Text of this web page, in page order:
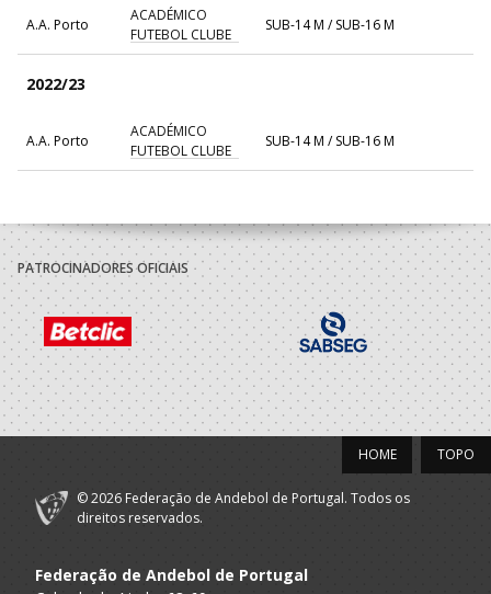
A.A. Porto
ACADÉMICO
FUTEBOL CLUBE
SUB-14 M / SUB-16 M
2022/23
A.A. Porto
ACADÉMICO
FUTEBOL CLUBE
SUB-14 M / SUB-16 M
PATROCINADORES OFICIAIS
TOPO
HOME
© 2026 Federação de Andebol de Portugal. Todos os
direitos reservados.
Federação de Andebol de Portugal